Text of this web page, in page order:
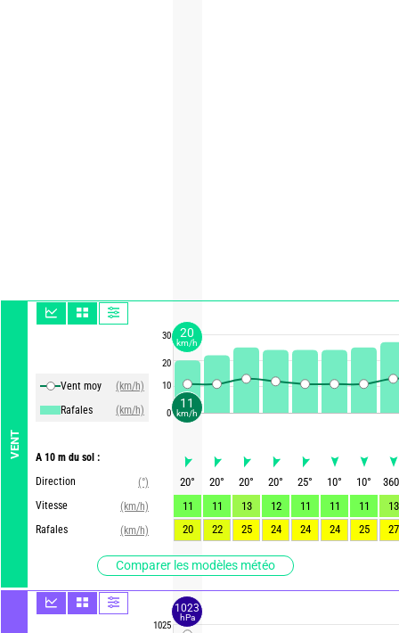
VENT
Vent moy
(km/h)
Rafales
(km/h)
A 10 m du sol :
Direction
(°)
Vitesse
(km/h)
Rafales
(km/h)
Comparer les modèles météo
30
20
10
0
1025
20° 20° 20° 20° 25° 10° 10°
360
11
11 13 12 11 11 11
13
20
22 25 24 24 24 25 27
11
km/h
20
km/h
1023
hPa